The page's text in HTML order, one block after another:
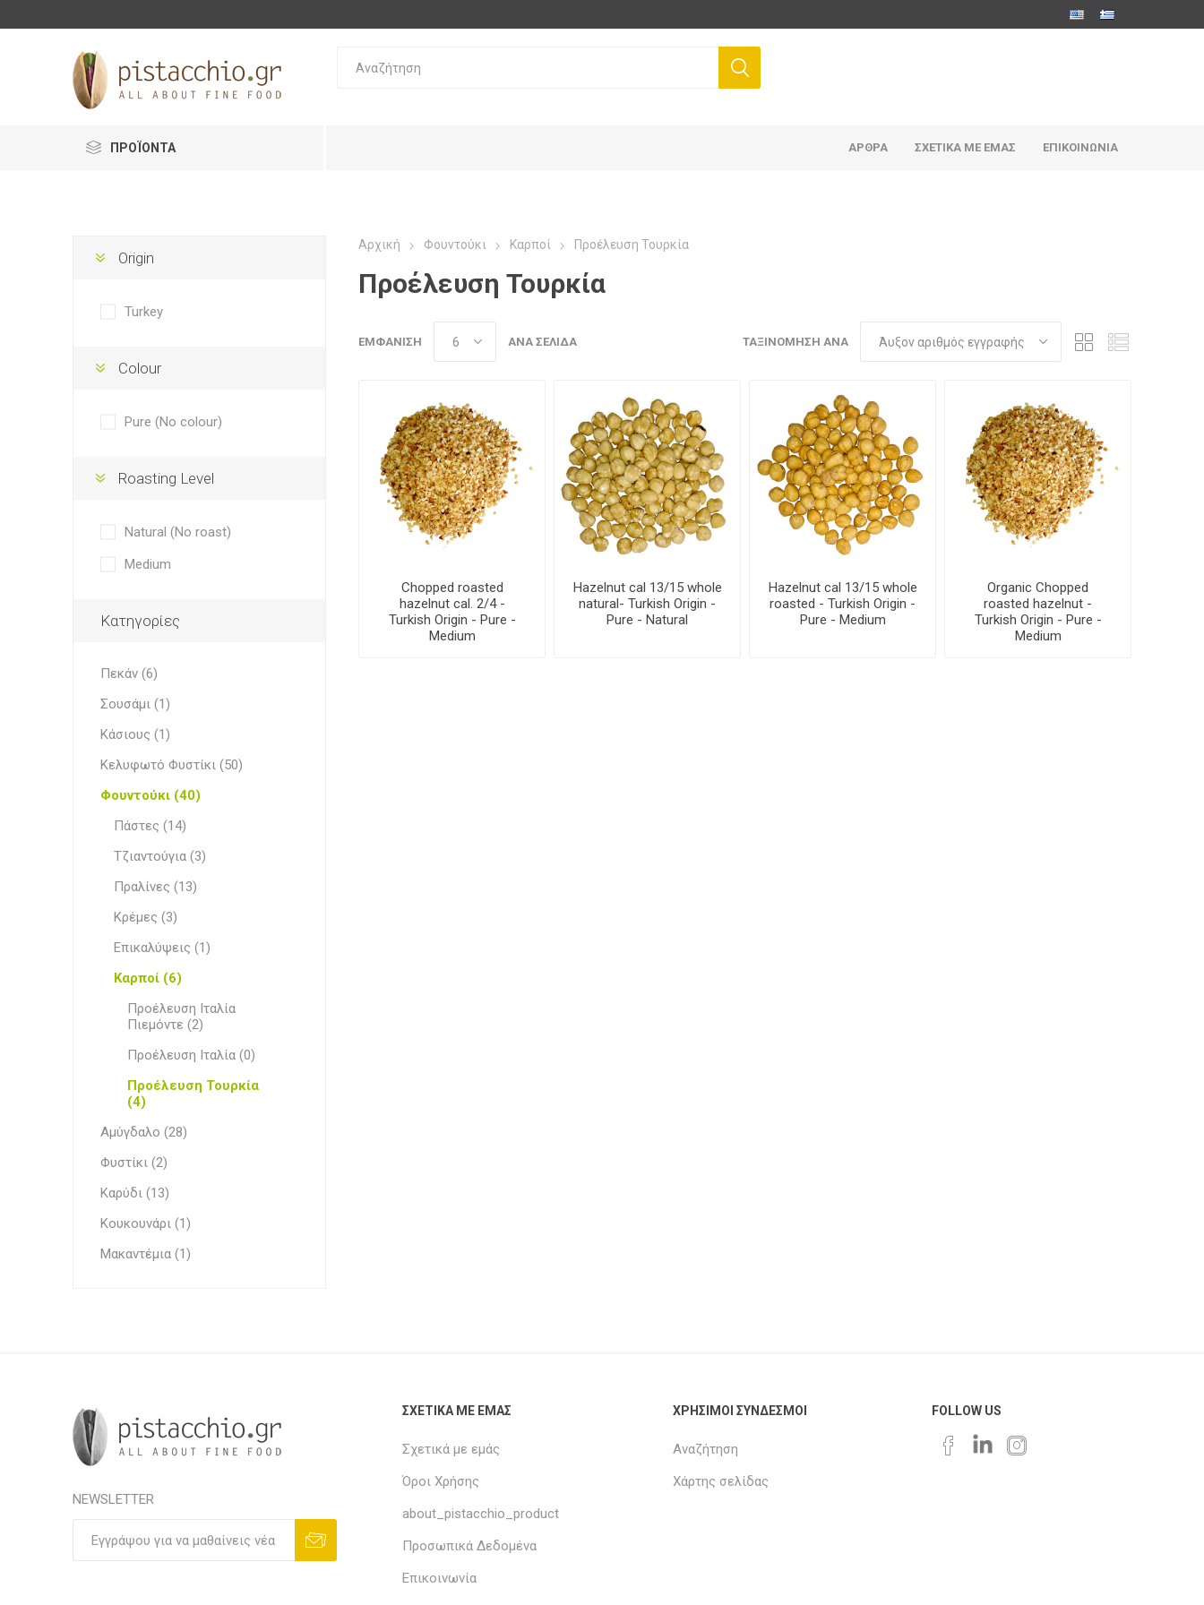
ΠΡΟΪΟΝΤΑ ΆΡΘΡΑ ΣΧΕΤΙΚΆ ΜΕ ΕΜΆΣ ΕΠΙΚΟΙΝΩΝΊΑ
Αρχική Φουντούκι Καρποί Προέλευση Τουρκία
Προέλευση Τουρκία
ΤΑΞΙΝΌΜΗΣΗ ΑΝΆ
ΕΜΦΆΝΙΣΗ ΑΝΆ ΣΕΛΊΔΑ
Chopped roasted
hazelnut cal. 2/4 -
Turkish Origin - Pure -
Medium
Hazelnut cal 13/15 whole
natural- Turkish Origin -
Pure - Natural
Hazelnut cal 13/15 whole
roasted - Turkish Origin -
Pure - Medium
Organic Chopped
roasted hazelnut -
Turkish Origin - Pure -
Medium
Origin
Turkey
Colour
Pure (No colour)
Roasting Level
Natural (No roast)
Medium
Κατηγορίες
Πεκάν (6)
Σουσάμι (1)
Κάσιους (1)
Κελυφωτό Φυστίκι (50)
Φουντούκι (40)
Πάστες (14)
Τζιαντούγια (3)
Πραλίνες (13)
Κρέμες (3)
Επικαλύψεις (1)
Καρποί (6)
Προέλευση Ιταλία
Πιεμόντε (2)
Προέλευση Ιταλία (0)
Προέλευση Τουρκία
(4)
Αμύγδαλο (28)
Φυστίκι (2)
Καρύδι (13)
Κουκουνάρι (1)
Μακαντέμια (1)
NEWSLETTER
ΣΧΕΤΙΚΑ ΜΕ ΕΜΑΣ
Σχετικά με εμάς
Όροι Χρήσης
about_pistacchio_product
Προσωπικά Δεδομένα
Επικοινωνία
ΧΡΗΣΙΜΟΙ ΣΥΝΔΕΣΜΟΙ
Αναζήτηση
Χάρτης σελίδας
FOLLOW US